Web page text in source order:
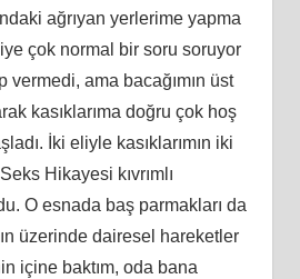
ağrıyan yerlerime yapma
çok normal bir soru soruyor
vermedi, ama bacağımın üst
kasıklarıma doğru çok hoş
İki eliyle kasıklarımın iki
Hikayesi kıvrımlı
O esnada baş parmakları da
üzerinde dairesel hareketler
içine baktım, oda bana